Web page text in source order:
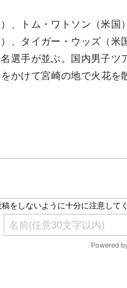
、トム・ワトソン（米国
、タイガー・ウッズ（米
選手が並ぶ。国内男子ツ
かけて宮崎の地で火花を